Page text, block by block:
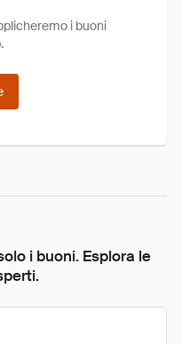
i buoni
i buoni. Esplora le